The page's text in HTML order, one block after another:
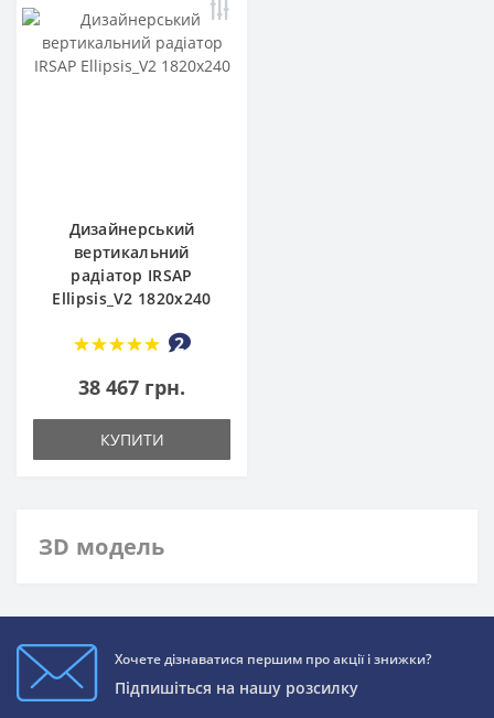
Дизайнерський
вертикальний
радіатор IRSAP
Ellipsis_V2 1820x240
2
38 467 грн.
КУПИТИ
ЗD модель
Хочете дізнаватися першим про акції і знижки?
Підпишіться на нашу розсилку